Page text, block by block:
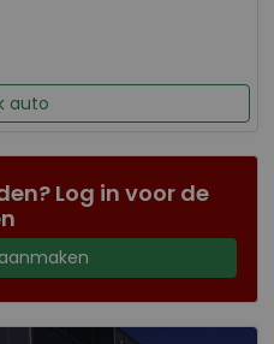
auto
Log in voor de